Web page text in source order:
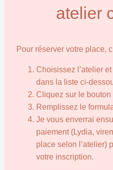
atelier
Pour réserver votre place,
Choisissez l’atelier
dans la liste ci-
Cliquez sur le bouton
Remplissez le
Je vous enverrai
paiement (Lydia,
place selon l’atelier)
votre inscription.